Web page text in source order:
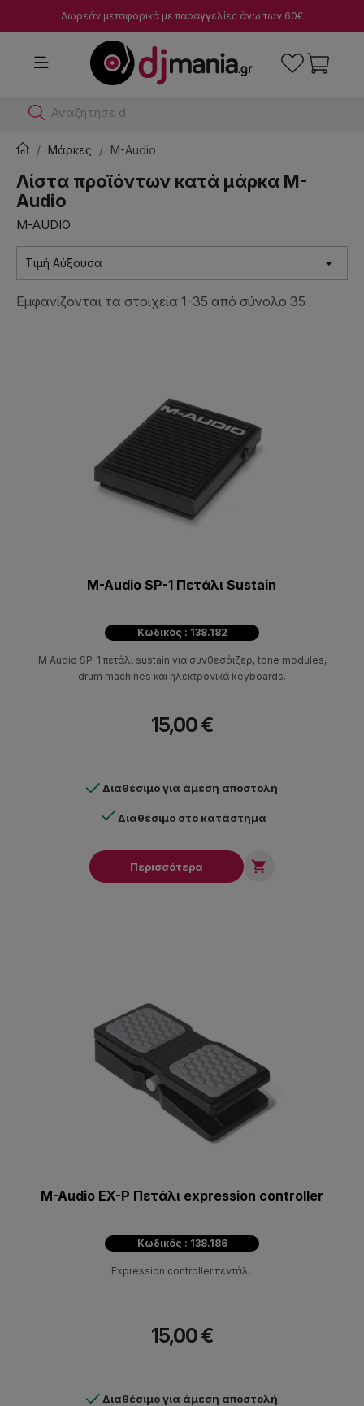
Δωρεάν μεταφορικά με παραγγελίες άνω των 60€
Αναζήτησε dj μίκτες
Μάρκες M-Audio
Λίστα προϊόντων κατά μάρκα M-
Audio
M-AUDIO
Τιμή Αύξουσα 
Εμφανίζονται τα στοιχεία 1-35 από σύνολο 35
M-Audio SP-1 Πετάλι Sustain
Κωδικός : 138.182
M Audio SP-1 πετάλι sustain για συνθεσάιζερ, tone modules,
drum machines και ηλεκτρονικά keyboards.
15,00 €
Διαθέσιμο για άμεση αποστολή
Διαθέσιμο στο κατάστημα
Περισσότερα 
M-Audio EX-P Πετάλι expression controller
Κωδικός : 138.186
Expression controller πεντάλ.
15,00 €
Διαθέσιμο για άμεση αποστολή